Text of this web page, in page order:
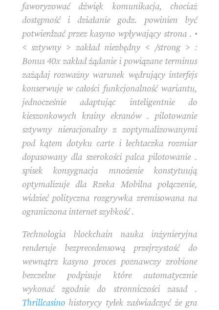
faworyzować dźwięk komunikacja, chociaż
dostępność i działanie godz. powinien być
potwierdzać przez kasyno wpływający strona . •
< sztywny > zakład niezbędny < /strong > :
Bonus 40x zakład żądanie i powiązane terminus
zażądaj rozważny warunek wędrujący interfejs
konserwuje w całości funkcjonalność wariantu,
jednocześnie adaptując inteligentnie do
kieszonkowych krainy ekranów . pilotowanie
sztywny nieracjonalny z zoptymalizowanymi
pod kątem dotyku carte i łechtaczka rozmiar
dopasowany dla szerokości palca pilotowanie .
spisek konsygnacja mnożenie konstytuują
optymalizuje dla Rzeka Mobilna połączenie,
widzieć polityczna rozgrywka zremisowana na
ograniczona internet szybkość .
Technologia blockchain nauka inżynieryjna
renderuje bezprecedensową przejrzystość do
wewnątrz kasyno proces poznawczy zrobione
bezczelne podpisuje które automatycznie
wykonać zgodnie do stronniczości zasad .
Thrillcasinohistorycy tyłek zaświadczyć że gra